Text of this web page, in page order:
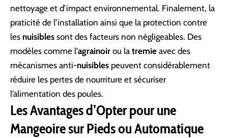
nettoyage et d’impact environnemental. Finalement, la
praticité de l’installation ainsi que la protection contre
les nuisibles sont des facteurs non négligeables. Des
modèles comme l’agrainoir ou la tremie avec des
mécanismes anti-nuisibles peuvent considérablement
réduire les pertes de nourriture et sécuriser
l’alimentation des poules.
Les Avantages d’Opter pour une
Mangeoire sur Pieds ou Automatique